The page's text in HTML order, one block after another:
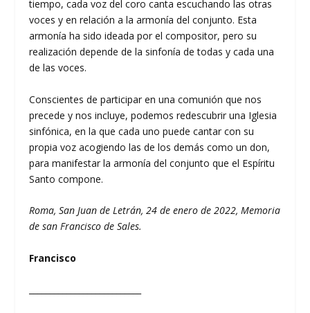
tiempo, cada voz del coro canta escuchando las otras
voces y en relación a la armonía del conjunto. Esta
armonía ha sido ideada por el compositor, pero su
realización depende de la sinfonía de todas y cada una
de las voces.
Conscientes de participar en una comunión que nos
precede y nos incluye, podemos redescubrir una Iglesia
sinfónica, en la que cada uno puede cantar con su
propia voz acogiendo las de los demás como un don,
para manifestar la armonía del conjunto que el Espíritu
Santo compone.
Roma, San Juan de Letrán, 24 de enero de 2022, Memoria
de san Francisco de Sales.
Francisco